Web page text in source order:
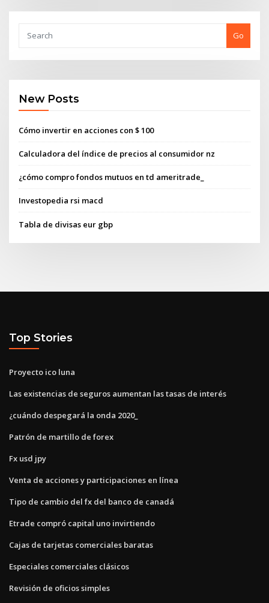
Go
New Posts
Cómo invertir en acciones con $ 100
Calculadora del índice de precios al consumidor nz
¿cómo compro fondos mutuos en td ameritrade_
Investopedia rsi macd
Tabla de divisas eur gbp
Top Stories
Proyecto ico luna
Las existencias de seguros aumentan las tasas de interés
¿cuándo despegará la onda 2020_
Patrón de martillo de forex
Fx usd jpy
Venta de acciones y participaciones en línea
Tipo de cambio del fx del banco de canadá
Etrade compró capital uno invirtiendo
Cajas de tarjetas comerciales baratas
Especiales comerciales clásicos
Revisión de oficios simples